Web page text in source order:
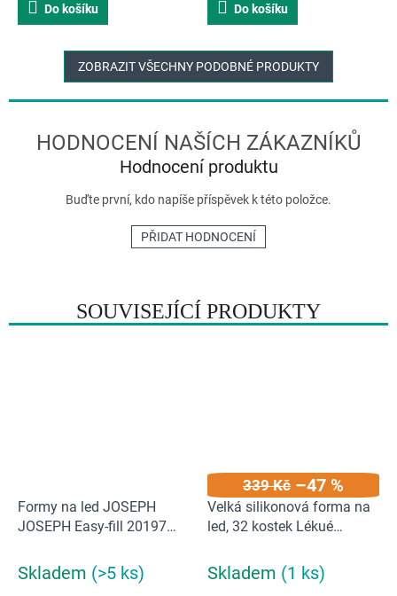
SOUVISEJÍCÍ PRODUKTY
Formy na led JOSEPH
JOSEPH Easy-fill 20197
Skladem (>5 ks)
339 Kč –47 %
Velká silikonová forma na
led, 32 kostek Lékué
červená / II. JAKOST
Skladem (1 ks)
Do košíku Do košíku
ZOBRAZIT VŠECHNY PODOBNÉ PRODUKTY
Hodnocení produktu
Buďte první, kdo napíše příspěvek k této položce.
PŘIDAT HODNOCENÍ